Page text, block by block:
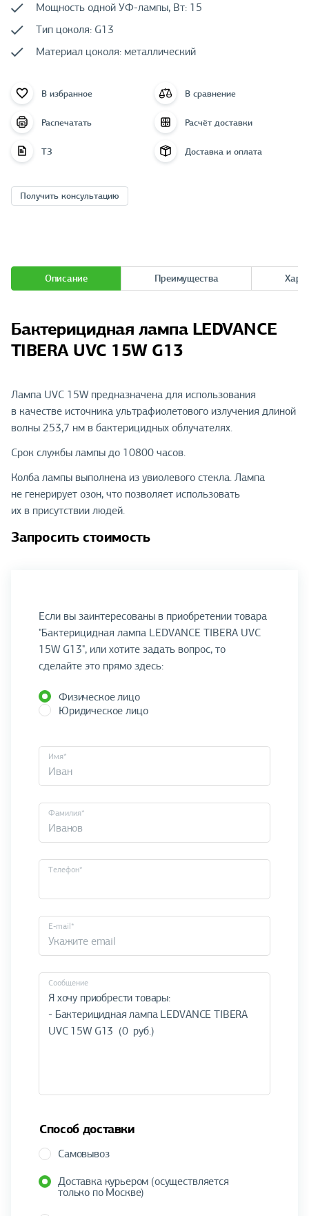
Мощность одной УФ-лампы, Вт: 15
Тип цоколя: G13
Материал цоколя: металлический
В избранное В сравнение
Распечатать Расчёт доставки
ТЗ Доставка и оплата
Получить консультацию
Описание Преимущества
Бактерицидная лампа LEDVANCE
TIBERA UVC 15W G13
Лампа UVC 15W предназначена для использования
в качестве источника ультрафиолетового излучения длиной
волны 253,7 нм в бактерицидных облучателях.
Срок службы лампы до 10800 часов.
Колба лампы выполнена из увиолевого стекла. Лампа
не генерирует озон, что позволяет использовать
их в присутствии людей.
Запросить стоимость
Если вы заинтересованы в приобретении товара
"Бактерицидная лампа LEDVANCE TIBERA UVC
15W G13", или хотите задать вопрос, то
сделайте это прямо здесь:
Физическое лицо
Юридическое лицо
Имя*
Фамилия*
Телефон*
E-mail*
Cообщение
Способ доставки
Самовывоз
Доставка курьером (осуществляется
только по Москве)